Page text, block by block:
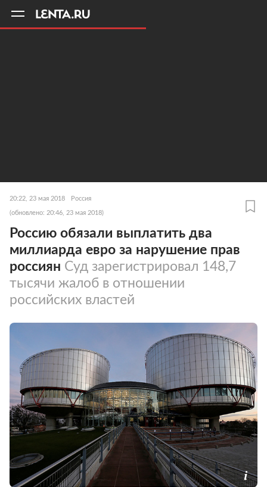
20:22, 23 мая 2018 Россия
(обновлено: 20:46, 23 мая 2018)
Россию обязали выплатить два
миллиарда евро за нарушение прав
россиян Суд зарегистрировал 148,7
тысячи жалоб в отношении
российских властей